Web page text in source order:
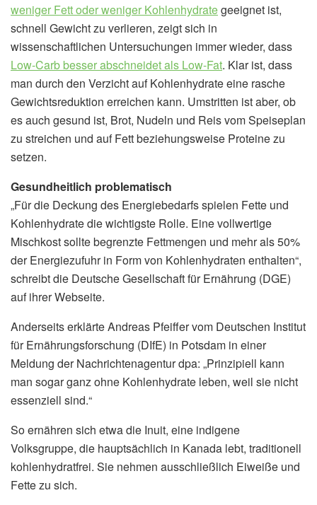
weniger Fett oder weniger Kohlenhydrategeeignet ist,
schnell Gewicht zu verlieren, zeigt sich in
wissenschaftlichen Untersuchungen immer wieder, dass
Low-Carb besser abschneidet als Low-Fat. Klar ist, dass
man durch den Verzicht auf Kohlenhydrate eine rasche
Gewichtsreduktion erreichen kann. Umstritten ist aber, ob
es auch gesund ist, Brot, Nudeln und Reis vom Speiseplan
zu streichen und auf Fett beziehungsweise Proteine zu
setzen.
Gesundheitlich problematisch
„Für die Deckung des Energiebedarfs spielen Fette und
Kohlenhydrate die wichtigste Rolle. Eine vollwertige
Mischkost sollte begrenzte Fettmengen und mehr als 50%
der Energiezufuhr in Form von Kohlenhydraten enthalten“,
schreibt die Deutsche Gesellschaft für Ernährung (DGE)
auf ihrer Webseite.
Anderseits erklärte Andreas Pfeiffer vom Deutschen Institut
für Ernährungsforschung (DIfE) in Potsdam in einer
Meldung der Nachrichtenagentur dpa: „Prinzipiell kann
man sogar ganz ohne Kohlenhydrate leben, weil sie nicht
essenziell sind.“
So ernähren sich etwa die Inuit, eine indigene
Volksgruppe, die hauptsächlich in Kanada lebt, traditionell
kohlenhydratfrei. Sie nehmen ausschließlich Eiweiße und
Fette zu sich.